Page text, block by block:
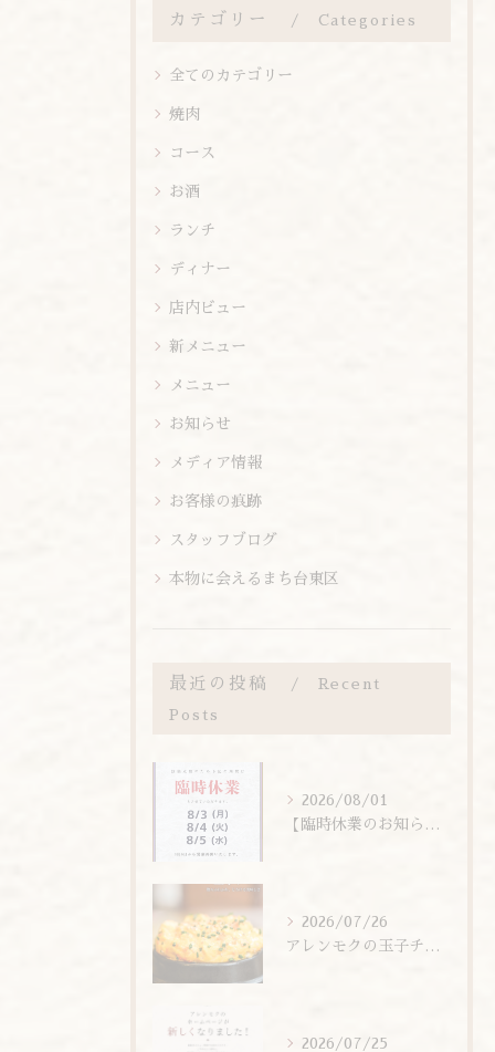
カテゴリー Categories
全てのカテゴリー
焼肉
コース
お酒
ランチ
ディナー
店内ビュー
新メニュー
メニュー
お知らせ
メディア情報
お客様の痕跡
スタッフブログ
本物に会えるまち台東区
最近の投稿 Recent
Posts
2026/08/01
【臨時休業のお知らせ】
2026/07/26
アレンモクの玉子チムは、玉子を惜しまず6個分使用しています！
2026/07/25